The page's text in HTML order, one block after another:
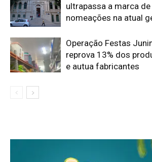
ultrapassa a marca
nomeações na atual
Operação Festas
reprova 13% dos
e autua fabricantes